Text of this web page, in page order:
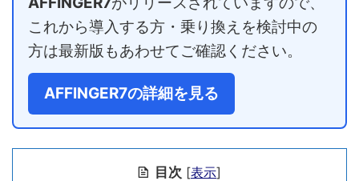
これから導入する方・乗り換えを検討中の
方は最新版もあわせてご確認ください。
AFFINGER7の詳細を見る
目次 [表示]